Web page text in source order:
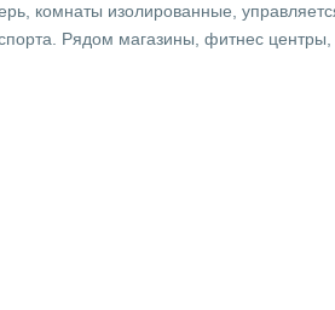
комнаты изолированные,
Рядом магазины, фитнес